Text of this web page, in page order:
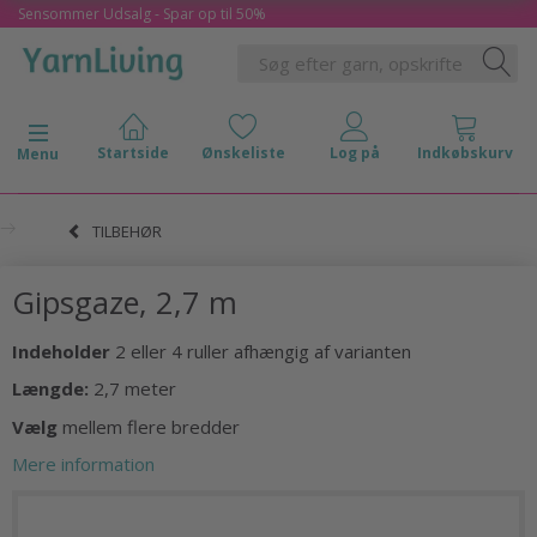
Sensommer Udsalg - Spar op til 50%
Skifte navigation
Menu
TILBEHØR
Gipsgaze, 2,7 m
Indeholder 2 eller 4 ruller afhængig af varianten
Længde: 2,7 meter
Vælg mellem flere bredder
Mere information